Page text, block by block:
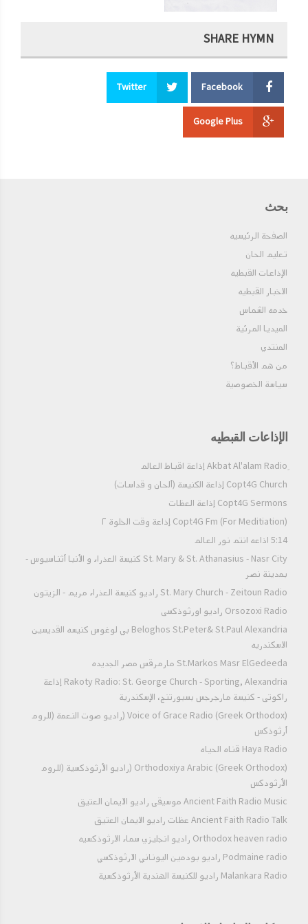
SHARE HYMN
Facebook
Twitter
Google Plus
بحث
الصفحة الرئيسيه
تعليم الحان
الإذاعات القبطيه
الاخبار القبطيه
خدمه الشماس
الميديا المرئية
المنتدي
من هم الأقباط؟‎
سياسة الخصوصية
الإذاعات القبطيه
Copt4G Church إذاعة الكنيسة (ألحان و قداسات)
Copt4G Sermons إذاعة العظات
Copt4G Fm (For Meditiation) إذاعة وقت الخلوة ٢
5:14 اذاعه انتم نور العالم
St. Mary & St. Athanasius - Nasr City كنيسة العذراء و الأنبا أثناسيوس -
بمدينة نصر
St. Mary Church - Zeitoun Radio راديو كنيسة العذراء مريم - الزيتون
Orsozoxi Radio راديو اورثوذكسى
Beloghos St.Peter& St.Paul Alexandria بي لوغوس كنيسه القديسين
الاسكندريه
St.Markos Masr ElGedeeda مارمرقس مصر الجديده
Rakoty Radio: St. George Church - Sporting, Alexandria إذاعة
راكوتى - كنيسة مارجرجس بسبورتنج، الإسكندرية
Voice of Grace Radio (Greek Orthodox) (راديو صوت النعمة (للروم
أرثوذكس
Haya Radio قناه الحياه
Orthodoxiya Arabic (Greek Orthodox) (راديو الأرثوذكسية (للروم
الأرثودكس
Ancient Faith Radio Music موسيقي راديو الايمان العتيق
Ancient Faith Radio Talk عظات راديو الايمان العتيق
Orthodox heaven radio راديو انجليزي سماء الارثوذكسيه
Podmaine radio راديو بودمين اليوناني الارثوذكسي
Malankara Radio راديو للكنيسة الهندية الأرثوذكسية